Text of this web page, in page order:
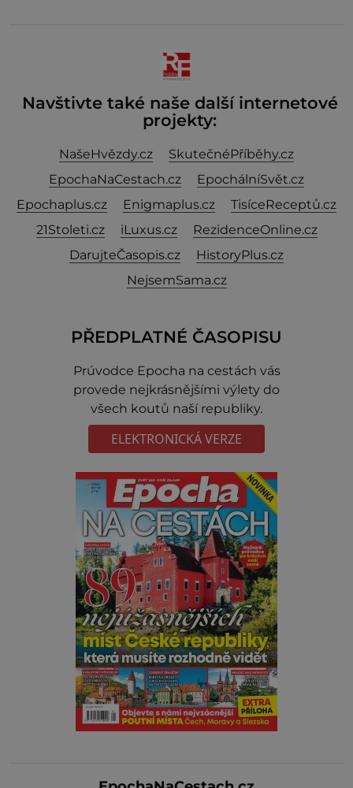
Navštivte také naše další internetové
projekty:
NašeHvězdy.cz
SkutečnéPříběhy.cz
EpochaNaCestach.cz
EpochálníSvět.cz
Epochaplus.cz
Enigmaplus.cz
TisíceReceptů.cz
21Stoleti.cz
iLuxus.cz
RezidenceOnline.cz
DarujteČasopis.cz
HistoryPlus.cz
NejsemSama.cz
PŘEDPLATNÉ ČASOPISU
Prúvodce Epocha na cestách vás
provede nejkrásnějšími výlety do
všech koutů naší republiky.
ELEKTRONICKÁ VERZE